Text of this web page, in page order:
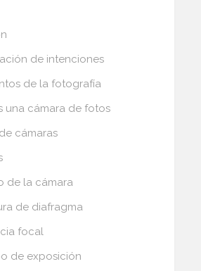
de intenciones
de la fotografía
una cámara de fotos
cámaras
de la cámara
de diafragma
focal
de exposición